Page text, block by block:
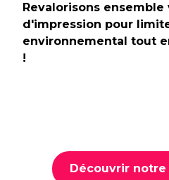
Revalorisons
d'impression pour
environnemental tout
!
Découvrir